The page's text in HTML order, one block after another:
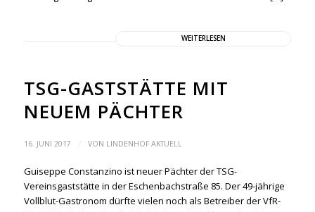
WEITERLESEN
TSG-GASTSTÄTTE MIT
NEUEM PÄCHTER
16. JUNI 2017 / VON LINDENHOF AKTUELL
Guiseppe Constanzino ist neuer Pächter der TSG-
Vereinsgaststätte in der Eschenbachstraße 85. Der 49-jährige
Vollblut-Gastronom dürfte vielen noch als Betreiber der VfR-